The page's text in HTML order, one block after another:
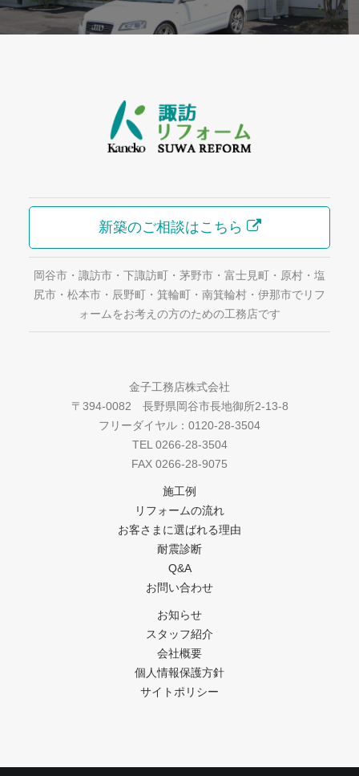
新築のご相談はこちら
岡谷市・諏訪市・下諏訪町・茅野市・富士見町・原村・塩
尻市・松本市・辰野町・箕輪町・南箕輪村・伊那市でリフ
ォームをお考えの方のための工務店です
金子工務店株式会社
〒394-0082 長野県岡谷市長地御所2-13-8
フリーダイヤル：0120-28-3504
TEL 0266-28-3504
FAX 0266-28-9075
施工例
リフォームの流れ
お客さまに選ばれる理由
耐震診断
Q&A
お問い合わせ
お知らせ
スタッフ紹介
会社概要
個人情報保護方針
サイトポリシー